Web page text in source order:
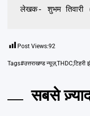
लेखक- शुभम तिवारी
Post Views:92
Tags#उत्तराखण्ड न्यूज़,THDC,टिहरी
सबसे